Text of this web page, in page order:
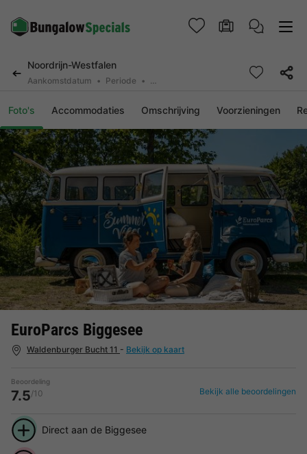
Noordrijn-Westfalen
Aankomstdatum Periode 2 deelnemers, 0 huisdier
Foto's Accommodaties Omschrijving Voorzieningen
EuroParcs Biggesee
Waldenburger Bucht 11 - Bekijk op kaart
Beoordeling
7.5/10 Bekijk alle beoordelingen
Direct aan de Biggesee